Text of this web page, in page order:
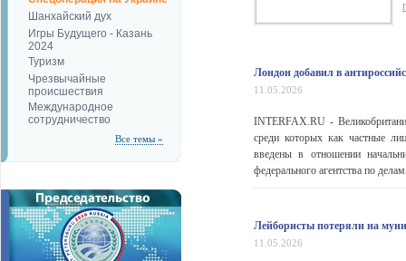
Шанхайский дух
Игры Будущего - Казань
2024
Туризм
Чрезвычайные
происшествия
Международное
сотрудничество
Все темы »
Лондон добавил в
11.05.2026
INTERFAX.RU -
среди которых как частные
введены в отношении
федерального агентства по
Лейбористы потеряли на
11.05.2026